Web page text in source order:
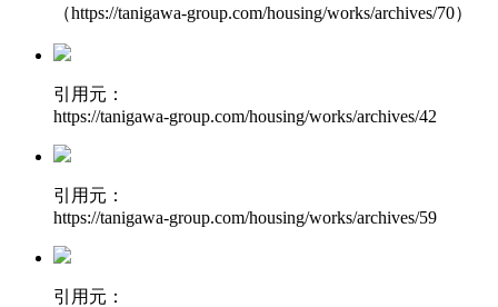
（https://tanigawa-group.com/housing/works/archives/70）
引用元：
https://tanigawa-group.com/housing/works/archives/42
引用元：
https://tanigawa-group.com/housing/works/archives/59
引用元：